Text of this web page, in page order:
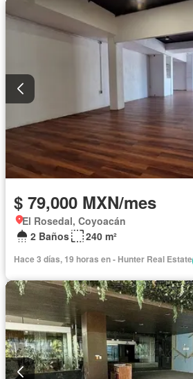
$ 79,000 MXN/mes
El Rosedal, Coyoacán
2 Baños
240 m²
Hace 3 días, 19 horas en - Hunter Real Estate